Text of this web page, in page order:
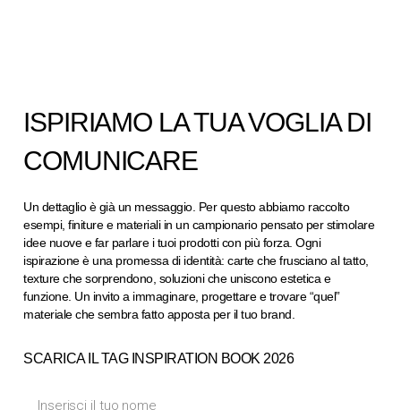
ISPIRIAMO LA TUA VOGLIA DI
COMUNICARE
Un dettaglio è già un messaggio. Per questo abbiamo raccolto
esempi, finiture e materiali in un campionario pensato per stimolare
idee nuove e far parlare i tuoi prodotti con più forza. Ogni
ispirazione è una promessa di identità: carte che frusciano al tatto,
texture che sorprendono, soluzioni che uniscono estetica e
funzione. Un invito a immaginare, progettare e trovare “quel”
materiale che sembra fatto apposta per il tuo brand.
SCARICA IL TAG INSPIRATION BOOK 2026